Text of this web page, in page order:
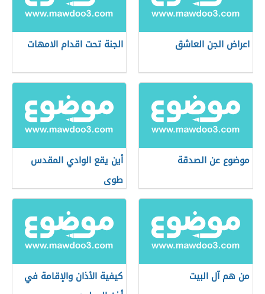
اعراض الجن العاشق الجنة تحت اقدام الامهات
موضوع عن الصدقة
أين يقع الوادي المقدس
طوى
من هم آل البيت
كيفية الأذان والإقامة في